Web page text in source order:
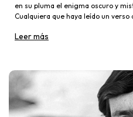
en su pluma el enigma oscuro y
Cualquiera que haya leído un verso
Leer más